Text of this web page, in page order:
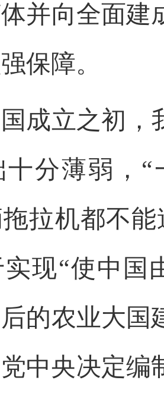
并向全面建
保障。
成立之初，
十分薄弱，
拉机都不
现“使中国
的农业大国
中央决定编